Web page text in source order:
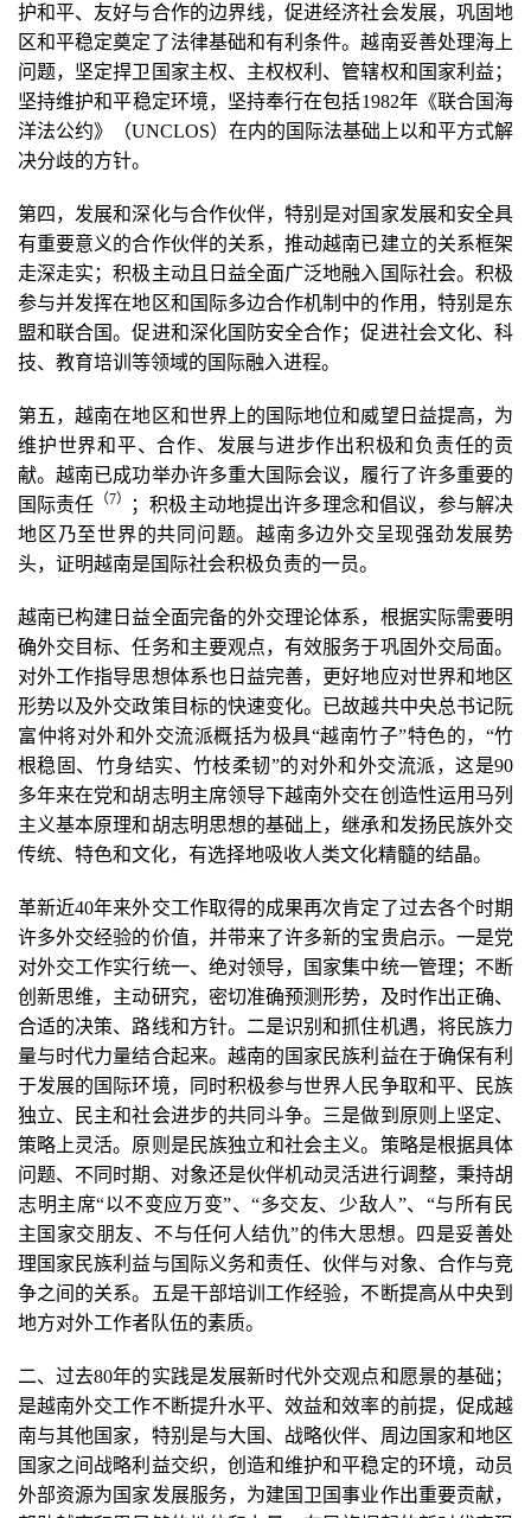
护和平、友好与合作的边界线，促进经济社会发展，巩固地
区和平稳定奠定了法律基础和有利条件。越南妥善处理海上
问题，坚定捍卫国家主权、主权权利、管辖权和国家利益；
坚持维护和平稳定环境，坚持奉行在包括1982年《联合国海
洋法公约》（UNCLOS）在内的国际法基础上以和平方式解
决分歧的方针。
第四，发展和深化与合作伙伴，特别是对国家发展和安全具
有重要意义的合作伙伴的关系，推动越南已建立的关系框架
走深走实；积极主动且日益全面广泛地融入国际社会。积极
参与并发挥在地区和国际多边合作机制中的作用，特别是东
盟和联合国。促进和深化国防安全合作；促进社会文化、科
技、教育培训等领域的国际融入进程。
第五，越南在地区和世界上的国际地位和威望日益提高，为
维护世界和平、合作、发展与进步作出积极和负责任的贡
献。越南已成功举办许多重大国际会议，履行了许多重要的
国际责任 （7）
；积极主动地提出许多理念和倡议，参与解决
地区乃至世界的共同问题。越南多边外交呈现强劲发展势
头，证明越南是国际社会积极负责的一员。
越南已构建日益全面完备的外交理论体系，根据实际需要明
确外交目标、任务和主要观点，有效服务于巩固外交局面。
对外工作指导思想体系也日益完善，更好地应对世界和地区
形势以及外交政策目标的快速变化。已故越共中央总书记阮
富仲将对外和外交流派概括为极具“越南竹子”特色的，“竹
根稳固、竹身结实、竹枝柔韧”的对外和外交流派，这是90
多年来在党和胡志明主席领导下越南外交在创造性运用马列
主义基本原理和胡志明思想的基础上，继承和发扬民族外交
传统、特色和文化，有选择地吸收人类文化精髓的结晶。
革新近40年来外交工作取得的成果再次肯定了过去各个时期
许多外交经验的价值，并带来了许多新的宝贵启示。一是党
对外交工作实行统一、绝对领导，国家集中统一管理；不断
创新思维，主动研究，密切准确预测形势，及时作出正确、
合适的决策、路线和方针。二是识别和抓住机遇，将民族力
量与时代力量结合起来。越南的国家民族利益在于确保有利
于发展的国际环境，同时积极参与世界人民争取和平、民族
独立、民主和社会进步的共同斗争。三是做到原则上坚定、
策略上灵活。原则是民族独立和社会主义。策略是根据具体
问题、不同时期、对象还是伙伴机动灵活进行调整，秉持胡
志明主席“以不变应万变”、“多交友、少敌人”、“与所有民
主国家交朋友、不与任何人结仇”的伟大思想。四是妥善处
理国家民族利益与国际义务和责任、伙伴与对象、合作与竞
争之间的关系。五是干部培训工作经验，不断提高从中央到
地方对外工作者队伍的素质。
二、过去80年的实践是发展新时代外交观点和愿景的基础；
是越南外交工作不断提升水平、效益和效率的前提，促成越
南与其他国家，特别是与大国、战略伙伴、周边国家和地区
国家之间战略利益交织，创造和维护和平稳定的环境，动员
外部资源为国家发展服务，为建国卫国事业作出重要贡献，